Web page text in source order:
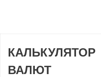
КАЛЬКУЛЯТОР
ВАЛЮТ